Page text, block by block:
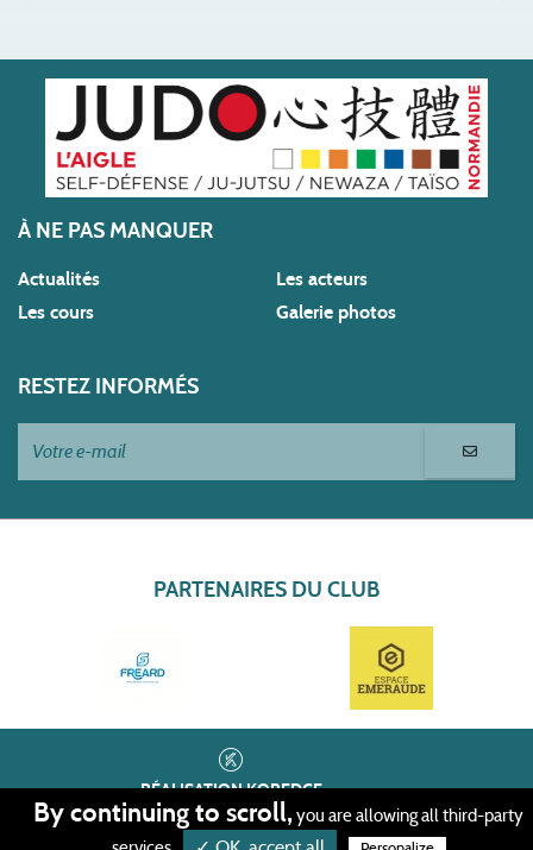
À NE PAS MANQUER
Actualités
Les cours
Les acteurs
Galerie photos
RESTEZ INFORMÉS
PARTENAIRES DU CLUB
RÉALISATIONKOREDGE
PROTECTION DES DONNÉES •
By continuing to scroll, you are allowing all third-party